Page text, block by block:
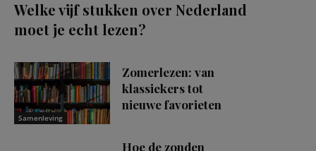
Welke vijf stukken over Nederland
moet je echt lezen?
Samenleving
Zomerlezen: van
klassiekers tot
nieuwe favorieten
Hoe de zonden